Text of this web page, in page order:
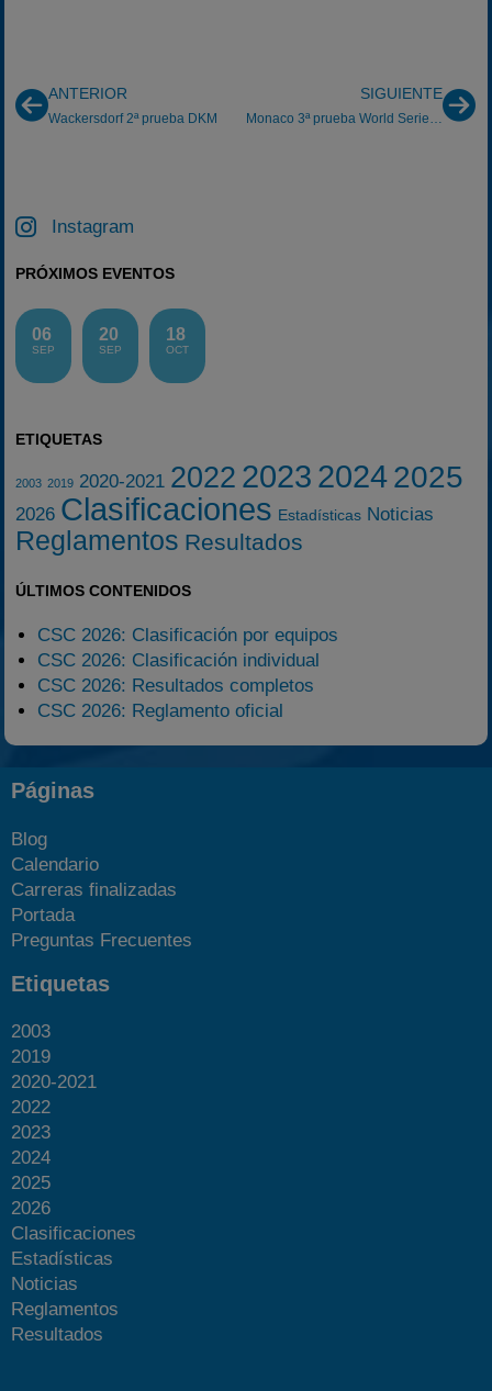
ANTERIOR
Wackersdorf 2ª prueba DKM
SIGUIENTE
Monaco 3ª prueba World Series by Renault
Instagram
PRÓXIMOS EVENTOS
06
SEP
20
SEP
18
OCT
ETIQUETAS
2003 2019 2020-2021 2022 2023 20242025
2026 Clasificaciones Estadísticas Noticias
Reglamentos Resultados
ÚLTIMOS CONTENIDOS
CSC 2026: Clasificación por equipos
CSC 2026: Clasificación individual
CSC 2026: Resultados completos
CSC 2026: Reglamento oficial
Páginas
Blog
Calendario
Carreras finalizadas
Portada
Preguntas Frecuentes
Etiquetas
2003
2019
2020-2021
2022
2023
2024
2025
2026
Clasificaciones
Estadísticas
Noticias
Reglamentos
Resultados